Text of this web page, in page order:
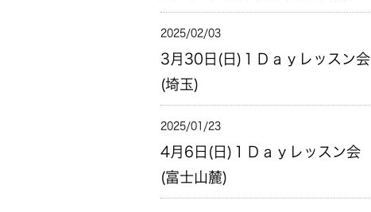
2025/02/03
3月30日(日)１Ｄａｙレッスン会
(埼玉)
2025/01/23
4月6日(日)１Ｄａｙレッスン会
(富士山麓)